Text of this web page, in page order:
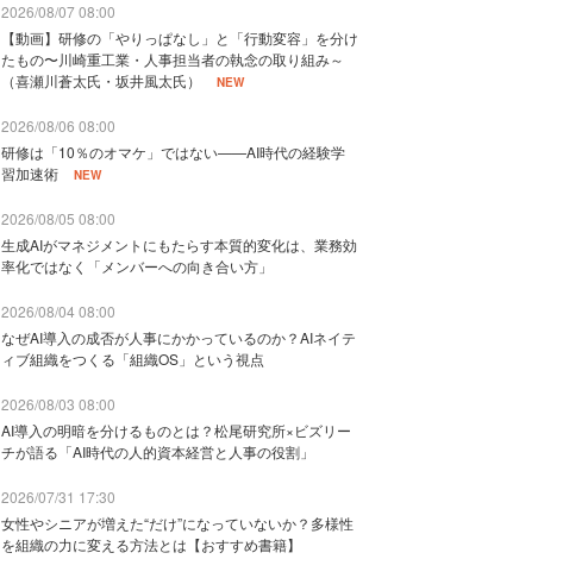
2026/08/07 08:00
【動画】研修の「やりっぱなし」と「行動変容」を分け
たもの〜川崎重工業・人事担当者の執念の取り組み～
（喜瀬川蒼太氏・坂井風太氏）
NEW
2026/08/06 08:00
研修は「10％のオマケ」ではない——AI時代の経験学
習加速術
NEW
2026/08/05 08:00
生成AIがマネジメントにもたらす本質的変化は、業務効
率化ではなく「メンバーへの向き合い方」
2026/08/04 08:00
なぜAI導入の成否が人事にかかっているのか？AIネイテ
ィブ組織をつくる「組織OS」という視点
2026/08/03 08:00
AI導入の明暗を分けるものとは？松尾研究所×ビズリー
チが語る「AI時代の人的資本経営と人事の役割」
2026/07/31 17:30
女性やシニアが増えた“だけ”になっていないか？多様性
を組織の力に変える方法とは【おすすめ書籍】